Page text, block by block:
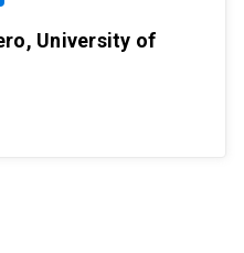
University of